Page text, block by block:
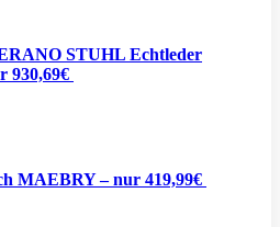
STUHL Echtleder
930,69€
MAEBRY – nur 419,99€